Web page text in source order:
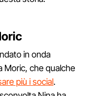
in onda
Moric, che qualche
più i social.